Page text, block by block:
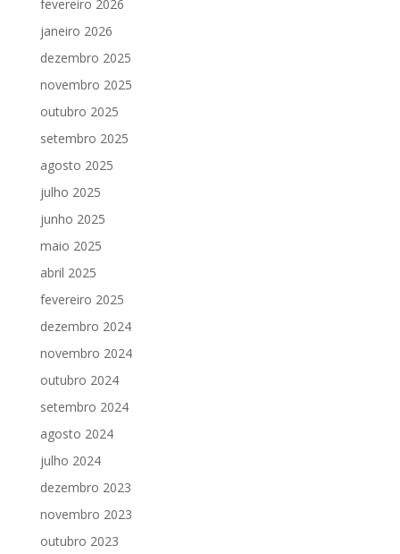
fevereiro 2026
janeiro 2026
dezembro 2025
novembro 2025
outubro 2025
setembro 2025
agosto 2025
julho 2025
junho 2025
maio 2025
abril 2025
fevereiro 2025
dezembro 2024
novembro 2024
outubro 2024
setembro 2024
agosto 2024
julho 2024
dezembro 2023
novembro 2023
outubro 2023